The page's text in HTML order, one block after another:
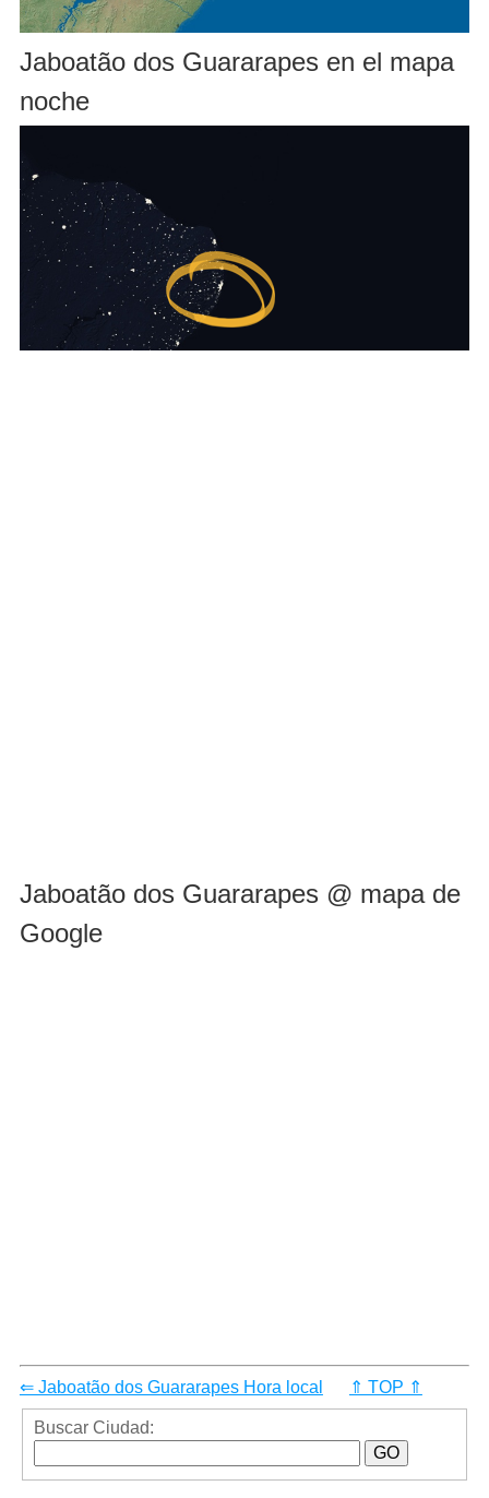
Jaboatão dos Guararapes en el mapa
noche
Jaboatão dos Guararapes @ mapa de
Google
⇐ Jaboatão dos Guararapes Hora local ⇑ TOP ⇑
Buscar Ciudad: